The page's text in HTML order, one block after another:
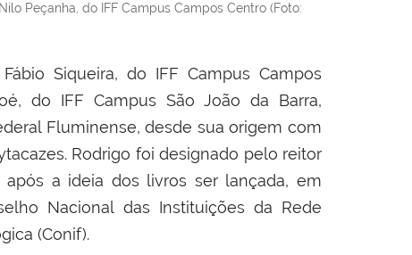
Peçanha, do IFF Campus Campos Centro (Foto:
Siqueira, do IFF Campus Campos
do IFF Campus São João da Barra,
Fluminense, desde sua origem com
Rodrigo foi designado pelo reitor
após a ideia dos livros ser lançada, em
Nacional das Instituições da Rede
(Conif).